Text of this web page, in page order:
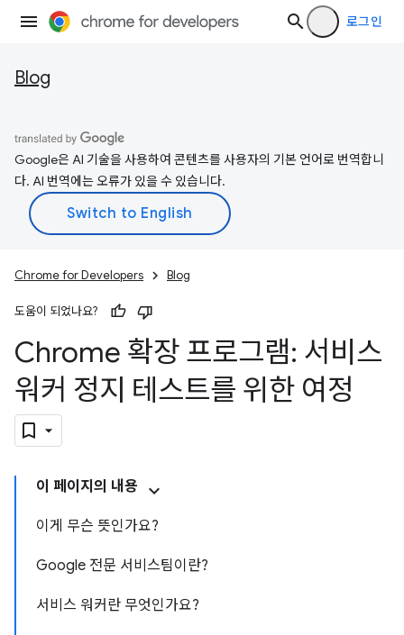
로그인
Blog
Google은 AI 기술을 사용하여 콘텐츠를 사용자의 기본 언어로 번역합니
다. AI 번역에는 오류가 있을 수 있습니다.
Chrome for Developers Blog
도움이 되었나요?
Chrome 확장 프로그램: 서비스
워커 정지 테스트를 위한 여정
이 페이지의 내용
이게 무슨 뜻인가요?
Google 전문 서비스팀이란?
서비스 워커란 무엇인가요?